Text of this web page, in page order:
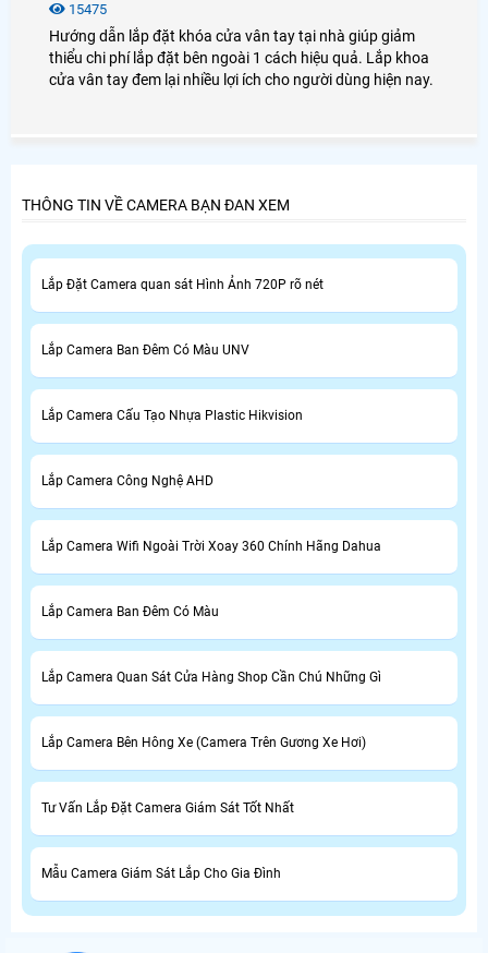
15475
Hướng dẫn lắp đặt khóa cửa vân tay tại nhà giúp giảm
thiểu chi phí lắp đặt bên ngoài 1 cách hiệu quả. Lắp khoa
cửa vân tay đem lại nhiều lợi ích cho người dùng hiện nay.
THÔNG TIN VỀ CAMERA BẠN ĐAN XEM
Lắp Đặt Camera quan sát Hình Ảnh 720P rõ nét
Lắp Camera Ban Đêm Có Màu UNV
Lắp Camera Cấu Tạo Nhựa Plastic Hikvision
Lắp Camera Công Nghệ AHD
Lắp Camera Wifi Ngoài Trời Xoay 360 Chính Hãng Dahua
Lắp Camera Ban Đêm Có Màu
Lắp Camera Quan Sát Cửa Hàng Shop Cần Chú Những Gì
Lắp Camera Bên Hông Xe (Camera Trên Gương Xe Hơi)
Tư Vấn Lắp Đặt Camera Giám Sát Tốt Nhất
Mẫu Camera Giám Sát Lắp Cho Gia Đình